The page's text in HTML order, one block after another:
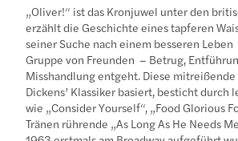
„Oliver!“ ist das Kronjuwel unter den
erzählt die Geschichte eines tapferen
seiner Suche nach einem besseren
Gruppe von Freunden – Betrug,
Misshandlung entgeht. Diese
Dickens’ Klassiker basiert, besticht durch
wie „Consider Yourself“, „Food Glorious
Tränen rührende „As Long As He Needs